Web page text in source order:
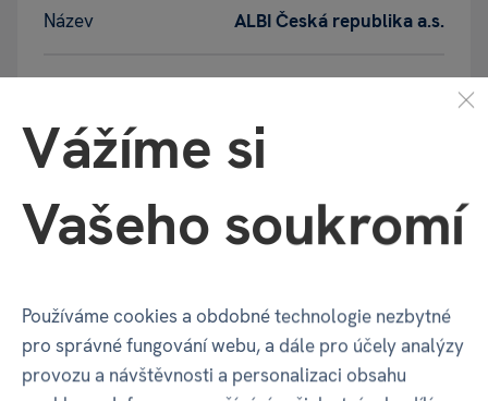
Název ALBI Česká republika a.s.
Varování a bezpečnostní
upozornění
Vážíme si
Vašeho soukromí
Používáme cookies a obdobné technologie nezbytné
pro správné fungování webu, a dále pro účely analýzy
provozu a návštěvnosti a personalizaci obsahu